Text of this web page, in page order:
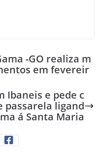
-GO realiza m
em fevereir
Ibaneis e pede c
passarela ligand
á Santa Maria